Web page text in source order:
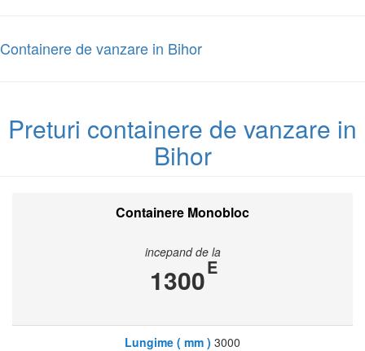
Containere de vanzare in Bihor
Preturi containere de vanzare in
Bihor
Containere Monobloc
incepand de la
1300E
Lungime ( mm ) 3000